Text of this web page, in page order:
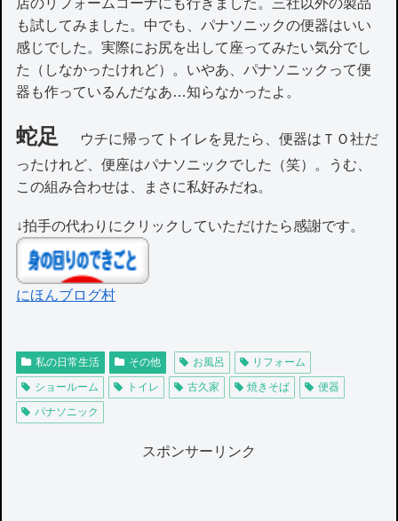
も試してみました。中でも、パナソニックの便器はいい
感じでした。実際にお尻を出して座ってみたい気分でし
た（しなかったけれど）。いやあ、パナソニックって便
器も作っているんだなあ…知らなかったよ。
蛇足
ウチに帰ってトイレを見たら、便器はＴＯ社だ
ったけれど、便座はパナソニックでした（笑）。うむ、
この組み合わせは、まさに私好みだね。
↓拍手の代わりにクリックしていただけたら感謝です。
にほんブログ村
私の日常生活 その他 お風呂
リフォーム
ショールーム
トイレ 古久家 焼きそば
便器
パナソニック
スポンサーリンク